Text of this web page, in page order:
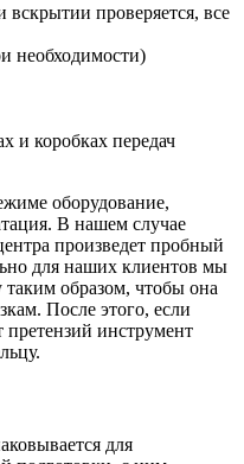
проверяется, все
необходимости)
и коробках передач
оборудование,
В нашем случае
произведет пробный
для наших клиентов мы
образом, чтобы она
После этого, если
претензий инструмент
для